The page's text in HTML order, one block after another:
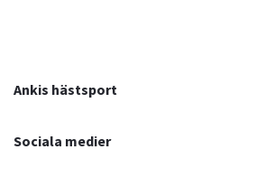
Ankis hästsport
Sociala medier